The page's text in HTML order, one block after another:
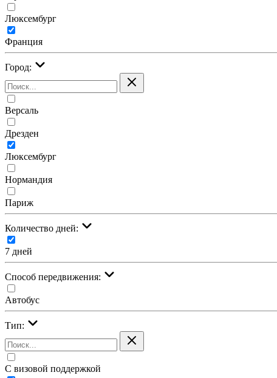
Люксембург
Франция
Город:
Версаль
Дрезден
Люксембург
Нормандия
Париж
Количество дней:
7 дней
Cпособ передвижения:
Автобус
Тип:
С визовой поддержкой